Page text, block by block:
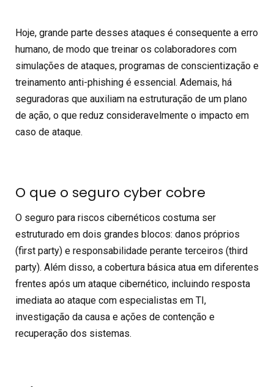
Hoje, grande parte desses ataques é consequente a erro
humano, de modo que treinar os colaboradores com
simulações de ataques, programas de conscientização e
treinamento anti-phishing é essencial. Ademais, há
seguradoras que auxiliam na estruturação de um plano
de ação, o que reduz consideravelmente o impacto em
caso de ataque.
O que o seguro cyber cobre
O seguro para riscos cibernéticos costuma ser
estruturado em dois grandes blocos: danos próprios
(first party) e responsabilidade perante terceiros (third
party). Além disso, a cobertura básica atua em diferentes
frentes após um ataque cibernético, incluindo resposta
imediata ao ataque com especialistas em TI,
investigação da causa e ações de contenção e
recuperação dos sistemas.